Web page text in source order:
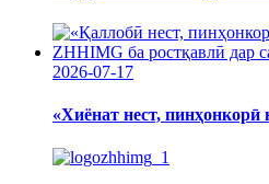
2026-07-17
«Хиёнат нест, пинҳонкорӣ